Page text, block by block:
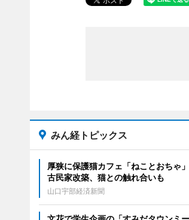
みん経トピックス
厚狭に保護猫カフェ「ねことおちゃ
古民家改築、猫との触れ合いも
山口宇部経済新聞